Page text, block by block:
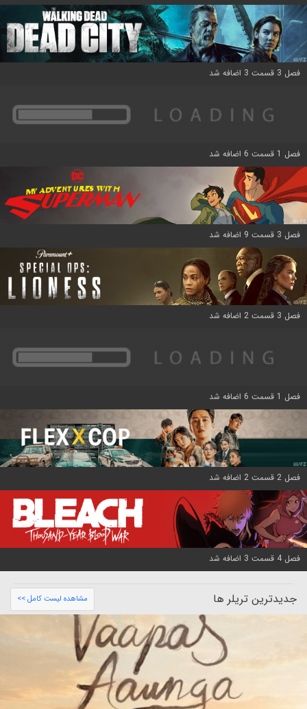
فصل 3 قسمت 3 اضافه شد
فصل 1 قسمت 6 اضافه شد
فصل 3 قسمت 9 اضافه شد
فصل 3 قسمت 2 اضافه شد
فصل 1 قسمت 6 اضافه شد
فصل 2 قسمت 2 اضافه شد
فصل 4 قسمت 3 اضافه شد
جدیدترین تریلر ها مشاهده لیست کامل >>